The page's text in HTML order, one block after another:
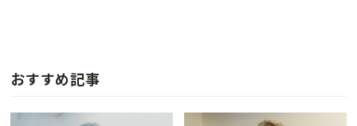
おすすめ記事